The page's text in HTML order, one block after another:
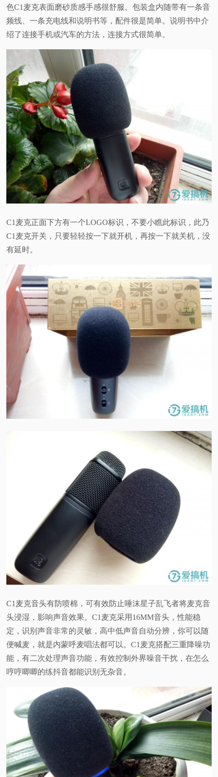
色C1麦克表面磨砂质感手感很舒服。包装盒内随带有一条音
频线、一条充电线和说明书等，配件很是简单。说明书中介
绍了连接手机或汽车的方法，连接方式很简单。
C1麦克正面下方有一个LOGO标识，不要小瞧此标识，此乃
C1麦克开关，只要轻轻按一下就开机，再按一下就关机，没
有延时。
C1麦克音头有防喷棉，可有效防止唾沫星子乱飞者将麦克音
头浸湿，影响声音效果。C1麦克采用16MM音头，性能稳
定，识别声音非常的灵敏，高中低声音自动分辨，你可以随
便喊麦，就是内蒙呼麦唱法都可以。C1麦克搭配三重降噪功
能，有二次处理声音功能，有效控制外界噪音干扰，在怎么
哼哼唧唧的练抖音都能识别无杂音。